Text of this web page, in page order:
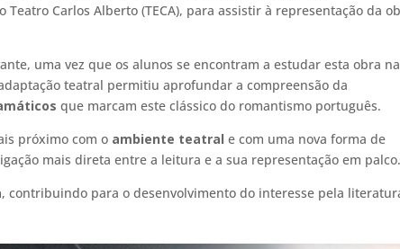
Teatro Carlos Alberto (TECA), para assistir à representação da
uma vez que os alunos se encontram a estudar esta obra
teatral permitiu aprofundar a compreensão da
que marcam este clássico do romantismo português.
próximo com o ambiente teatral e com uma nova forma de
mais direta entre a leitura e a sua representação em palco.
, contribuindo para o desenvolvimento do interesse pela